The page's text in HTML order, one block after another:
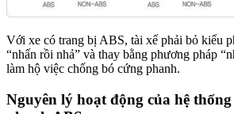
Với xe có trang bị ABS, tài xế phải bỏ kiểu
“nhấn rồi nhả” và thay bằng phương pháp
làm hộ việc chống bó cứng phanh.
Nguyên lý hoạt động của hệ